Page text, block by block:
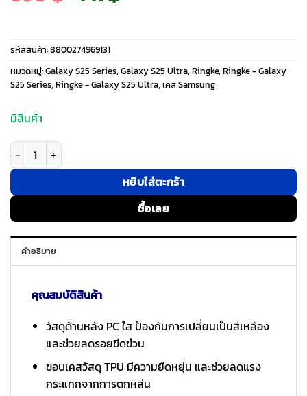
price
was:
price
is:
รหัสสินค้า:8800274969131
หมวดหมู่:Galaxy S25 Series, Galaxy S25 Ultra, Ringke, Ringke - Galaxy
S25 Series, Ringke - Galaxy S25 Ultra, เคส Samsung
มีสินค้า
จำนวน Ringke รุ่น Fusion X Design - เคส Galaxy S25 Ultra - สี Camo
หยิบใส่ตะกร้า
ซื้อเลย
คำอธิบาย
คุณสมบัติสินค้า
วัสดุด้านหลัง PC ใส ป้องกันการเปลี่ยนเป็นสีเหลือง
และช่วยลดรอยขีดข่วน
ขอบเคสวัสดุ TPU มีความยืดหยุ่น และช่วยลดแรง
กระแทกจากการตกหล่น